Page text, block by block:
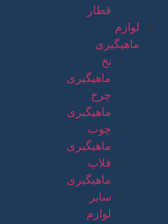
قطار
لوازم
ماهیگیری
نخ
ماهیگیری
چرخ
ماهیگیری
چوب
ماهیگیری
قلاب
ماهیگیری
سایر
لوازم